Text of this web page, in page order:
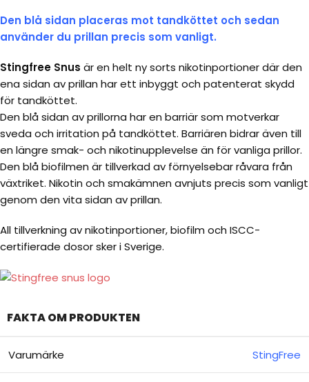
Den blå sidan placeras mot tandköttet och sedan
använder du prillan precis som vanligt.
Stingfree Snus är en helt ny sorts nikotinportioner där den
ena sidan av prillan har ett inbyggt och patenterat skydd
för tandköttet.
Den blå sidan av prillorna har en barriär som motverkar
sveda och irritation på tandköttet. Barriären bidrar även till
en längre smak- och nikotinupplevelse än för vanliga prillor.
Den blå biofilmen är tillverkad av förnyelsebar råvara från
växtriket. Nikotin och smakämnen avnjuts precis som vanligt
genom den vita sidan av prillan.
All tillverkning av nikotinportioner, biofilm och ISCC-
certifierade dosor sker i Sverige.
FAKTA OM PRODUKTEN
Varumärke StingFree